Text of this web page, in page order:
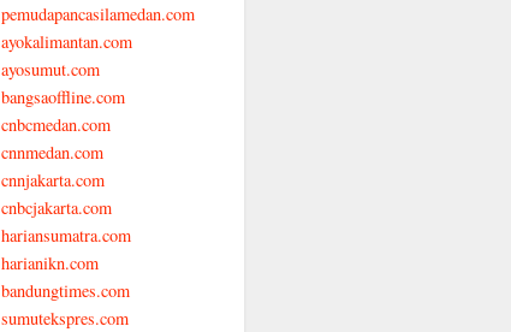
pemudapancasilamedan.com
ayokalimantan.com
ayosumut.com
bangsaoffline.com
cnbcmedan.com
cnnmedan.com
cnnjakarta.com
cnbcjakarta.com
hariansumatra.com
harianikn.com
bandungtimes.com
sumutekspres.com